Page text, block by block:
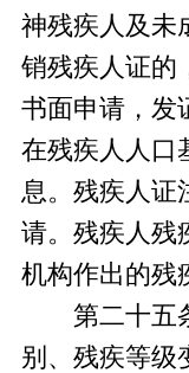
神残疾人及未
销残疾人证的
书面申请，发
在残疾人人口
息。残疾人证
请。残疾人残
机构作出的残
第二十五条
别、残疾等级